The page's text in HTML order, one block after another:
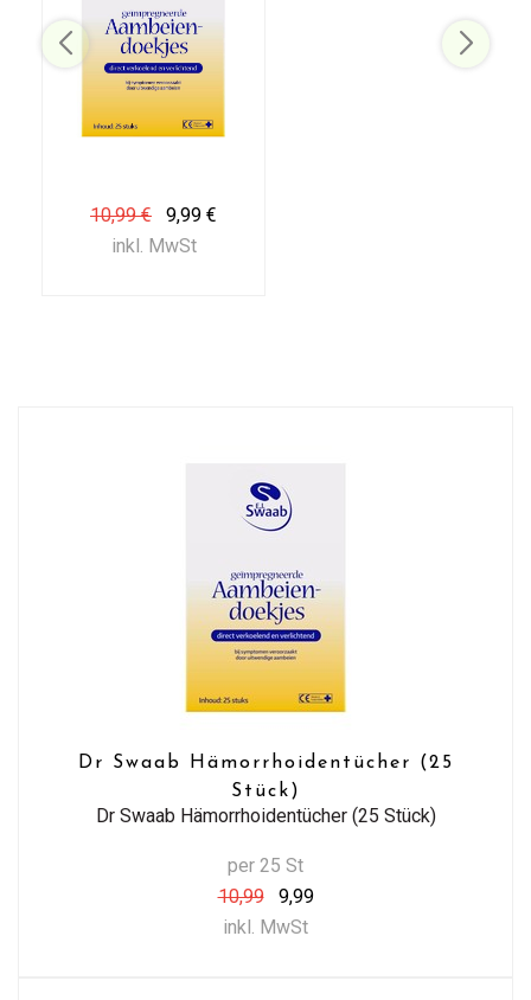
10,99 €
9,99 €
inkl. MwSt
Dr Swaab Hämorrhoidentücher (25
Stück)
Dr Swaab Hämorrhoidentücher (25 Stück)
per 25 St
10,99
9,99
inkl. MwSt